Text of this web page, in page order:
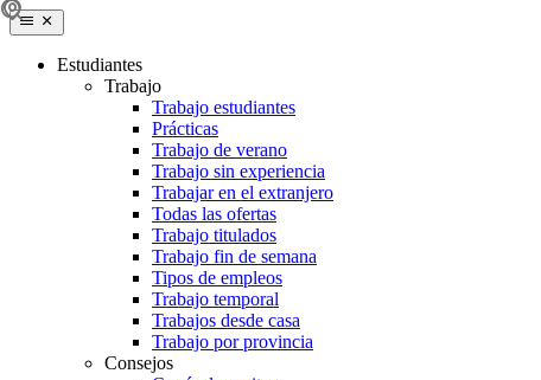
Estudiantes
Trabajo
Trabajo estudiantes
Prácticas
Trabajo de verano
Trabajo sin experiencia
Trabajar en el extranjero
Todas las ofertas
Trabajo titulados
Trabajo fin de semana
Tipos de empleos
Trabajo temporal
Trabajos desde casa
Trabajo por provincia
Consejos